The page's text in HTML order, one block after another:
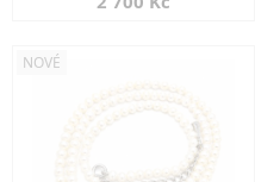
NOVÉ